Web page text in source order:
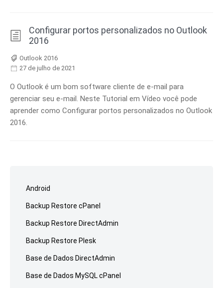
Configurar portos personalizados no Outlook
2016
Outlook 2016
27 de julho de 2021
O Outlook é um bom software cliente de e-mail para
gerenciar seu e-mail. Neste Tutorial em Vídeo você pode
aprender como Configurar portos personalizados no Outlook
2016.
rodapé
Android
Backup Restore cPanel
Backup Restore DirectAdmin
Backup Restore Plesk
Base de Dados DirectAdmin
Base de Dados MySQL cPanel